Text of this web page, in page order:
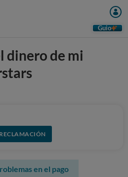
Guio
dinero de mi
en el pago